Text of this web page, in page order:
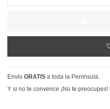
Envío GRATIS a toda la Península.
Y si no te convence ¡No te preocupes!